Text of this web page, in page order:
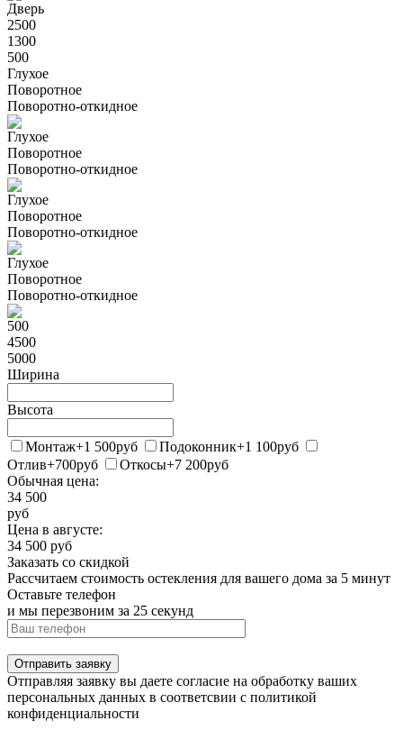
Дверь
2500
1300
500
Глухое
Поворотное
Поворотно-откидное
Глухое
Поворотное
Поворотно-откидное
Глухое
Поворотное
Поворотно-откидное
Глухое
Поворотное
Поворотно-откидное
500
4500
5000
Ширина
Высота
Монтаж+1 500руб Подоконник+1 100руб
Отлив+700руб Откосы+7 200руб
Обычная цена:
34 500
руб
Цена в августе:
34 500 руб
Заказать со скидкой
Рассчитаем стоимость остекления для вашего дома за 5 минут
Оставьте телефон
и мы перезвоним за 25 секунд
Отправить заявку
Отправляя заявку вы даете согласие на обработку ваших
персональных данных в соответсвии с политикой
конфиденциальности